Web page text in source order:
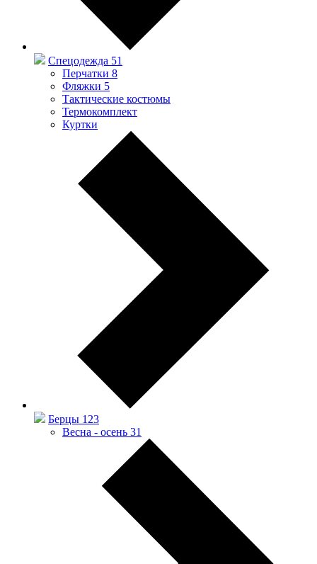
Спецодежда 51
Перчатки 8
Фляжки 5
Тактические костюмы
Термокомплект
Куртки
Берцы 123
Весна - осень 31